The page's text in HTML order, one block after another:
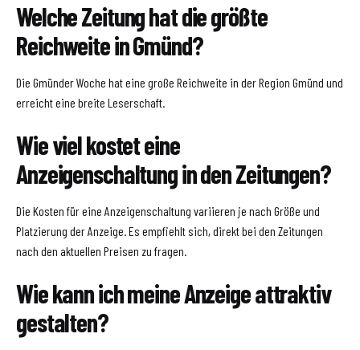
Welche Zeitung hat die größte
Reichweite in Gmünd?
Die Gmünder Woche hat eine große Reichweite in der Region Gmünd und
erreicht eine breite Leserschaft.
Wie viel kostet eine
Anzeigenschaltung in den Zeitungen?
Die Kosten für eine Anzeigenschaltung variieren je nach Größe und
Platzierung der Anzeige. Es empfiehlt sich, direkt bei den Zeitungen
nach den aktuellen Preisen zu fragen.
Wie kann ich meine Anzeige attraktiv
gestalten?